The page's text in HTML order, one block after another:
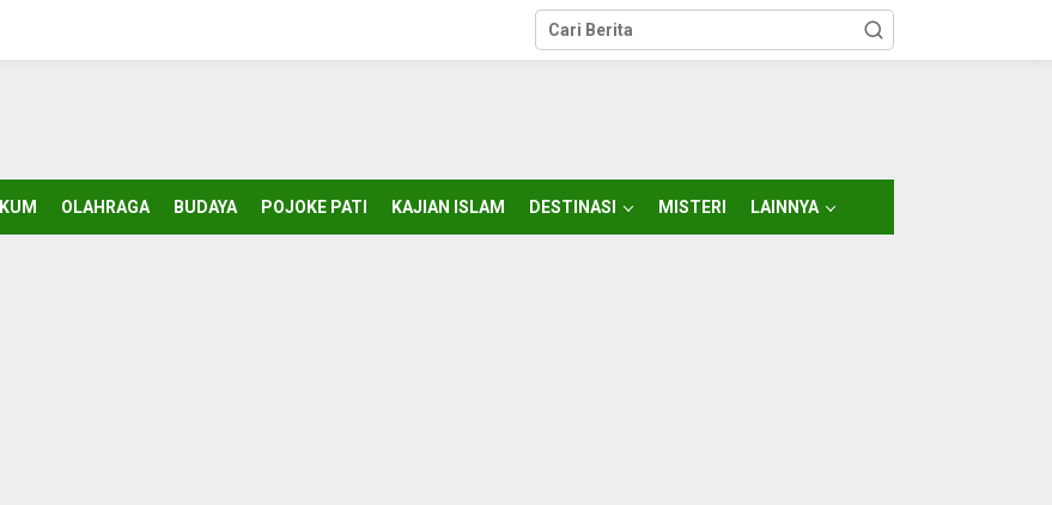
OLAHRAGA BUDAYA POJOKE PATI KAJIAN ISLAM DESTINASI MISTERI LAINNYA